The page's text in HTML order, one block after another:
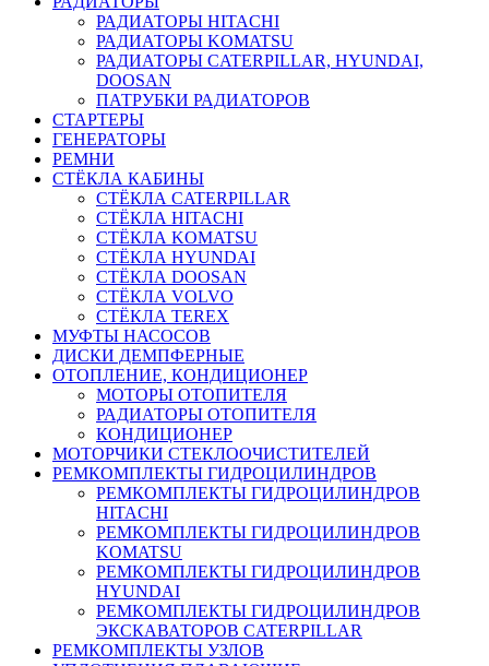
РАДИАТОРЫ HITACHI
РАДИАТОРЫ KOMATSU
РАДИАТОРЫ CATERPILLAR, HYUNDAI,
DOOSAN
ПАТРУБКИ РАДИАТОРОВ
СТАРТЕРЫ
ГЕНЕРАТОРЫ
РЕМНИ
СТЁКЛА КАБИНЫ
СТЁКЛА CATERPILLAR
СТЁКЛА HITACHI
СТЁКЛА KOMATSU
СТЁКЛА HYUNDAI
СТЁКЛА DOOSAN
СТЁКЛА VOLVO
СТЁКЛА TEREX
МУФТЫ НАСОСОВ
ДИСКИ ДЕМПФЕРНЫЕ
ОТОПЛЕНИЕ, КОНДИЦИОНЕР
МОТОРЫ ОТОПИТЕЛЯ
РАДИАТОРЫ ОТОПИТЕЛЯ
КОНДИЦИОНЕР
МОТОРЧИКИ СТЕКЛООЧИСТИТЕЛЕЙ
РЕМКОМПЛЕКТЫ ГИДРОЦИЛИНДРОВ
РЕМКОМПЛЕКТЫ ГИДРОЦИЛИНДРОВ
HITACHI
РЕМКОМПЛЕКТЫ ГИДРОЦИЛИНДРОВ
KOMATSU
РЕМКОМПЛЕКТЫ ГИДРОЦИЛИНДРОВ
HYUNDAI
РЕМКОМПЛЕКТЫ ГИДРОЦИЛИНДРОВ
ЭКСКАВАТОРОВ CATERPILLAR
РЕМКОМПЛЕКТЫ УЗЛОВ